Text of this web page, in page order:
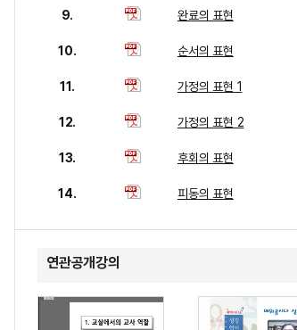
9. 완료의 표현
10. 순서의 표현
11. 가정의 표현 1
12. 가정의 표현 2
13. 후회의 표현
14. 피동의 표현
연관공개강의